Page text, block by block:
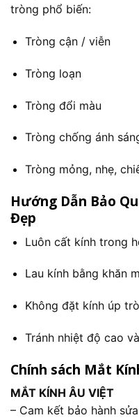
tròng phổ biến:
Tròng cận / viễn
Tròng loạn
Tròng đổi màu
Tròng chống ánh
Tròng mỏng, nhẹ,
Hướng Dẫn Bảo
Đẹp
Luôn cất kính trong
Lau kính bằng khăn
Không đặt kính úp
Tránh nhiệt độ cao
Chính sách Mắt
MẮT KÍNH ÂU VIỆT
– Cam kết bảo hành